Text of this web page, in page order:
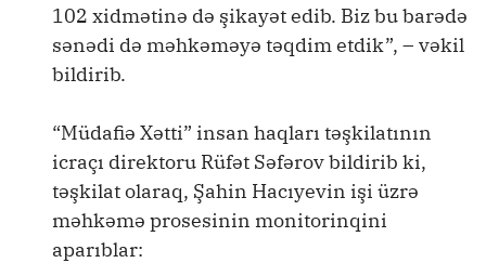
102 xidmətinə də şikayət edib. Biz bu barədə
sənədi də məhkəməyə təqdim etdik”, – vəkil
bildirib.
“Müdafiə Xətti” insan haqları təşkilatının
icraçı direktoru Rüfət Səfərov bildirib ki,
təşkilat olaraq, Şahin Hacıyevin işi üzrə
məhkəmə prosesinin monitorinqini
aparıblar: